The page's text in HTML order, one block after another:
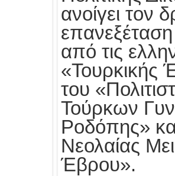
ανοίγει τον
από τις
«Τουρκικής
του
Τούρκων
Ροδόπης»
Νεολαίας
Έβρου».